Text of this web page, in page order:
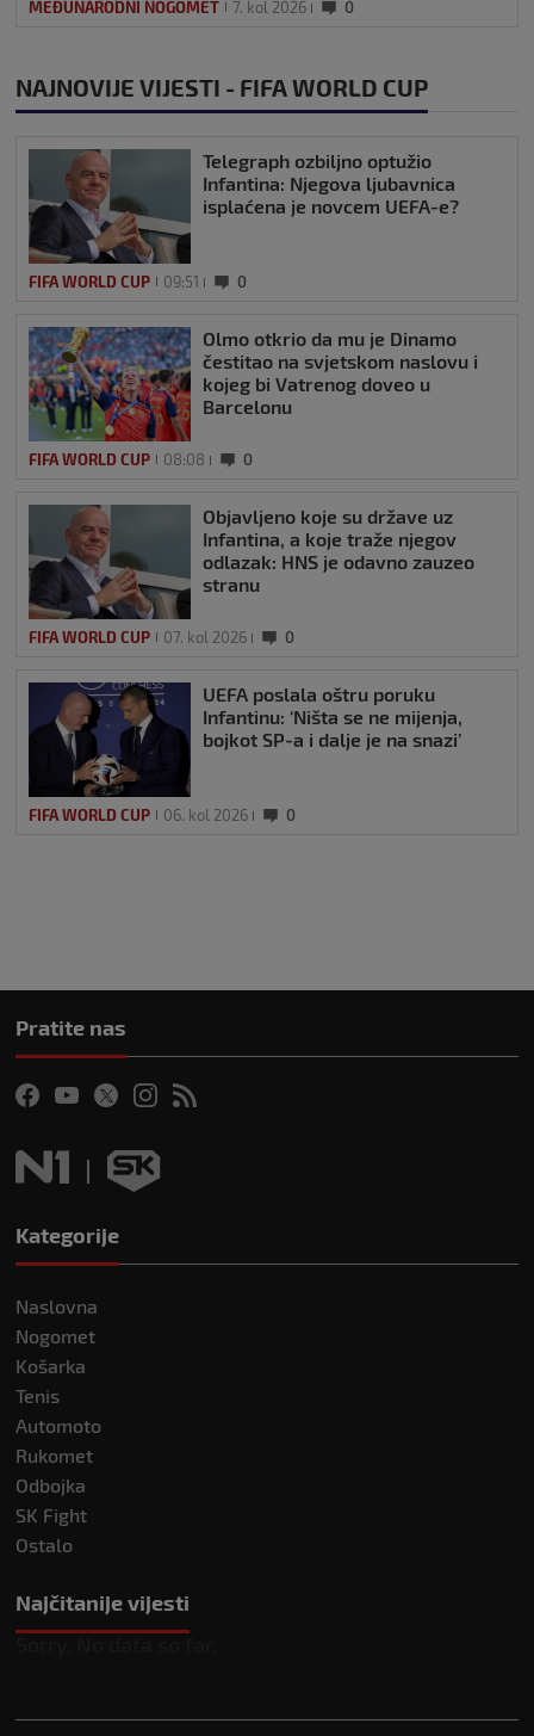
MEĐUNARODNI NOGOMET 7. kol 2026 0
NAJNOVIJE VIJESTI - FIFA WORLD CUP
Telegraph ozbiljno optužio
Infantina: Njegova ljubavnica
isplaćena je novcem UEFA-e?
FIFA WORLD CUP 09:51 0
Olmo otkrio da mu je Dinamo
čestitao na svjetskom naslovu i
kojeg bi Vatrenog doveo u
Barcelonu
FIFA WORLD CUP 08:08 0
Objavljeno koje su države uz
Infantina, a koje traže njegov
odlazak: HNS je odavno zauzeo
stranu
FIFA WORLD CUP 07. kol 2026 0
UEFA poslala oštru poruku
Infantinu: ‘Ništa se ne mijenja,
bojkot SP-a i dalje je na snazi’
FIFA WORLD CUP 06. kol 2026 0
Pratite nas
Kategorije
Naslovna
Nogomet
Košarka
Tenis
Automoto
Rukomet
Odbojka
SK Fight
Ostalo
Najčitanije vijesti